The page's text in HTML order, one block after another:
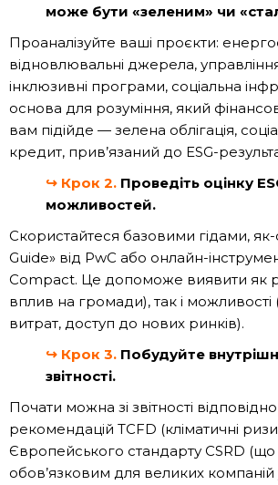
може бути «зеленим» чи
Проаналізуйте ваші проєкти:
відновлювальні джерела,
інклюзивні програми, соціальна
основа для розуміння, який
вам підійде — зелена облігація,
кредит, прив’язаний до ESG-
↪ Крок 2. Проведіть оцінку
можливостей.
Скористайтеся базовими гідами, як-
Guide» від PwC або онлайн-
Compact. Це допоможе виявити як
вплив на громади), так і
витрат, доступ до нових ринків).
↪ Крок 3. Побудуйте
звітності.
Почати можна зі звітності
рекомендацій TCFD (кліматичні
Європейського стандарту CSRD (що
обов’язковим для великих компаній